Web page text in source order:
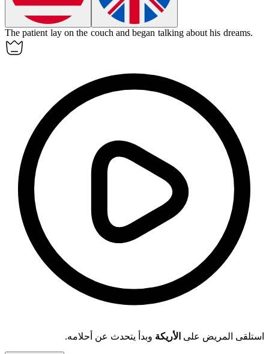
The patient lay on the couch and began talking about his dreams.
استلقى المريض على الأريكة وبدأ يتحدث عن أحلامه.